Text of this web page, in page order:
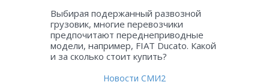
Выбирая подержанный развозной
грузовик, многие перевозчики
предпочитают переднеприводные
модели, например, FIAT Ducato. Какой
и за сколько стоит купить?
Новости СМИ2